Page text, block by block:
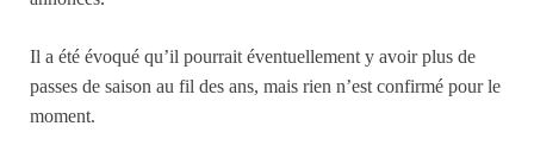
Il a été évoqué qu’il pourrait éventuellement y avoir plus de
passes de saison au fil des ans, mais rien n’est confirmé pour le
moment.